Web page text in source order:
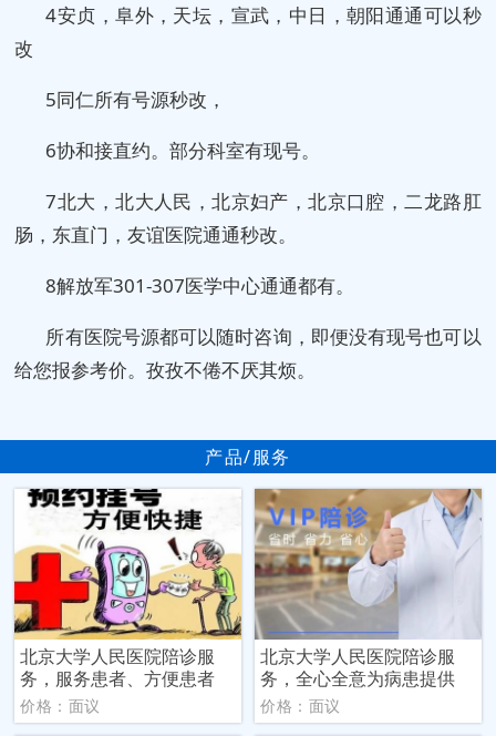
4安贞，阜外，天坛，宣武，中日，朝阳通通可以秒
改
5同仁所有号源秒改，
6协和接直约。部分科室有现号。
7北大，北大人民，北京妇产，北京口腔，二龙路肛
肠，东直门，友谊医院通通秒改。
8解放军301-307医学中心通通都有。
所有医院号源都可以随时咨询，即便没有现号也可以
给您报参考价。孜孜不倦不厌其烦。
产品/服务
北京大学人民医院陪诊服
务，服务患者、方便患者
价格：面议
北京大学人民医院陪诊服
务，全心全意为病患提供
价格：面议